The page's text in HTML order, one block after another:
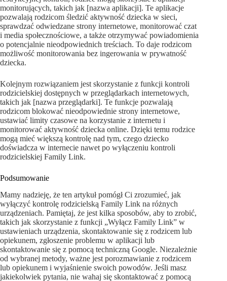
monitorujących, takich jak [nazwa aplikacji]. Te aplikacje
pozwalają rodzicom śledzić aktywność dziecka w sieci,
sprawdzać odwiedzane strony internetowe, monitorować czat
i media społecznościowe, a także otrzymywać powiadomienia
o potencjalnie nieodpowiednich treściach. To daje rodzicom
możliwość monitorowania bez ingerowania w prywatność
dziecka.
Kolejnym rozwiązaniem jest skorzystanie z funkcji kontroli
rodzicielskiej dostępnych w przeglądarkach internetowych,
takich jak [nazwa przeglądarki]. Te funkcje pozwalają
rodzicom blokować nieodpowiednie strony internetowe,
ustawiać limity czasowe na korzystanie z internetu i
monitorować aktywność dziecka online. Dzięki temu rodzice
mogą mieć większą kontrolę nad tym, czego dziecko
doświadcza w internecie nawet po wyłączeniu kontroli
rodzicielskiej Family Link.
Podsumowanie
Mamy nadzieję, że ten artykuł pomógł Ci zrozumieć, jak
wyłączyć kontrolę rodzicielską Family Link na różnych
urządzeniach. Pamiętaj, że jest kilka sposobów, aby to zrobić,
takich jak skorzystanie z funkcji „Wyłącz Family Link” w
ustawieniach urządzenia, skontaktowanie się z rodzicem lub
opiekunem, zgłoszenie problemu w aplikacji lub
skontaktowanie się z pomocą techniczną Google. Niezależnie
od wybranej metody, ważne jest porozmawianie z rodzicem
lub opiekunem i wyjaśnienie swoich powodów. Jeśli masz
jakiekolwiek pytania, nie wahaj się skontaktować z pomocą